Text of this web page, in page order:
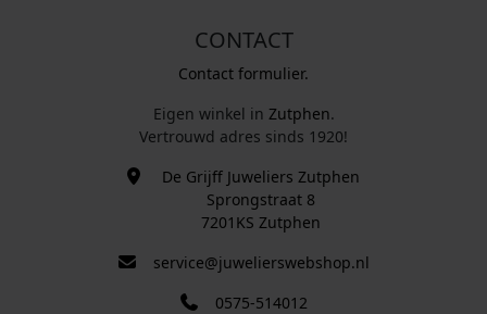
CONTACT
Contact formulier.
Eigen winkel in Zutphen.
Vertrouwd adres sinds 1920!
De Grijff Juweliers Zutphen
Sprongstraat 8
7201KS Zutphen
service@juwelierswebshop.nl
0575-514012